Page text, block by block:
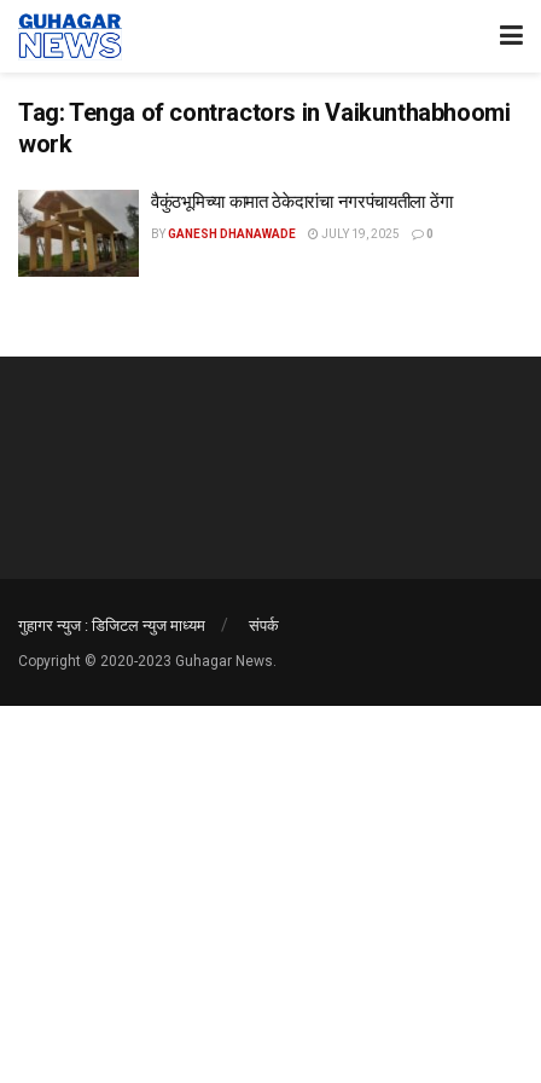
Tag:Tenga of contractors in Vaikunthabhoomi
work
वैकुंठभूमिच्या कामात ठेकेदारांचा नगरपंचायतीला ठेंगा
BYGANESH DHANAWADE JULY 19, 2025 0
गुहागर न्युज : डिजिटल न्युज माध्यम संपर्क
Copyright © 2020-2023 Guhagar News.